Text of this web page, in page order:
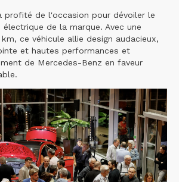
profité de l'occasion pour dévoiler le
électrique de la marque. Avec une
ce véhicule allie design audacieux,
et hautes performances et
de Mercedes-Benz en faveur